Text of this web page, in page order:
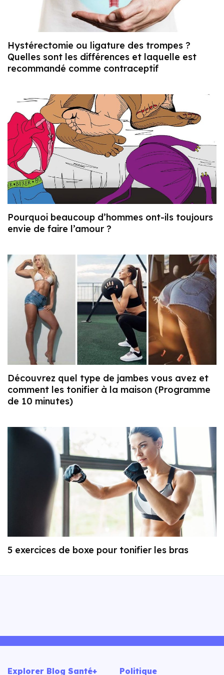
Hystérectomie ou ligature des trompes ?
Quelles sont les différences et laquelle est
recommandé comme contraceptif
Pourquoi beaucoup d’hommes ont-ils toujours
envie de faire l’amour ?
Découvrez quel type de jambes vous avez et
comment les tonifier à la maison (Programme
de 10 minutes)
5 exercices de boxe pour tonifier les bras
Explorer Blog Santé+ Politique